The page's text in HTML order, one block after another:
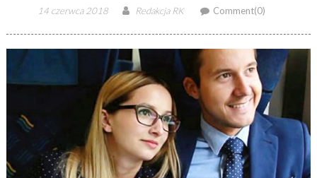
Posted
14 czerwca 2018 Author
Redakcja RK Comment(0)